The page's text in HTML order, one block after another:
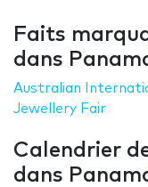
Faits
dans
Australian
Jewellery Fair
Calendrier
dans